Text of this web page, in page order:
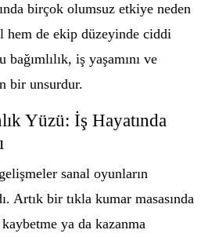
birçok olumsuz etkiye neden
hem de ekip düzeyinde ciddi
bağımlılık, iş yaşamını ve
bir unsurdur.
Yüzü: İş Hayatında
sanal oyunların
Artık bir tıkla kumar masasında
ya da kazanma